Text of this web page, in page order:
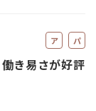
ア
バ
パ
ト
き易さが好評